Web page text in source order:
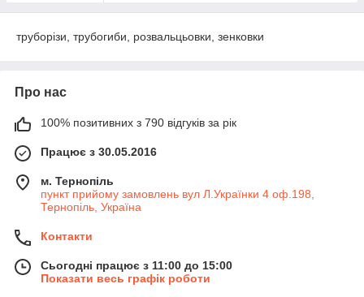
труборізи, трубогиби, розвальцьовки, зенковки
Про нас
100% позитивних з 790 відгуків за рік
Працює з 30.05.2016
м. Тернопіль
пункт прийому замовлень вул Л.Українки 4 оф.198,
Тернопіль, Україна
Контакти
Сьогодні працює з 11:00 до 15:00
Показати весь графік роботи